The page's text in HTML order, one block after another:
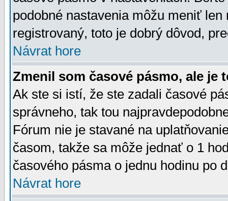
podobné nastavenia môžu meniť
registrovaný, toto je dobrý dôvod,
Návrat hore
Zmenil som časové pásmo, ale je
Ak ste si istí, že ste zadali časové
správneho, tak tou
Fórum nie je stavané na
časom, takže sa môže jednať o 1
časového pásma o jednu hodinu po
Návrat hore